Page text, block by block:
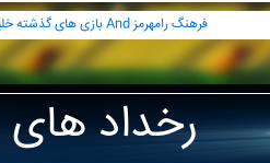
بازی های گذشته خليج فارس ماهشهر And فرهنگ رامهرمز
رخداد های